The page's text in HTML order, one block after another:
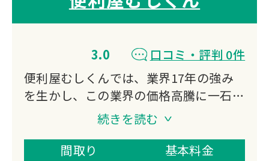
3.0
口コミ・評判 0件
便利屋むしくんでは、業界17年の強み
を生かし、この業界の価格高騰に一石を
当社の様々な企業努力により、地域最安
値を目指しています。
続きを読む
間取り
基本料金